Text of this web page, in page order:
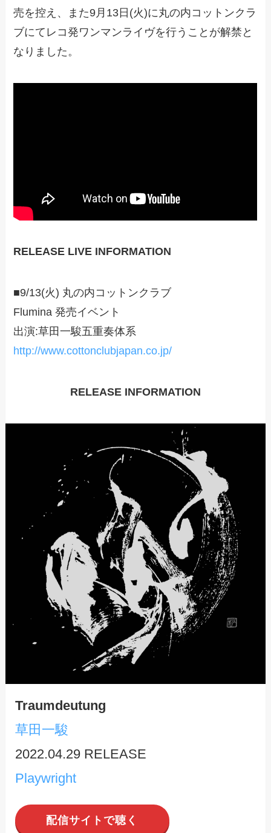
売を控え、また9月13日(火)に丸の内コットンクラ
ブにてレコ発ワンマンライヴを行うことが解禁と
なりました。
RELEASE LIVE INFORMATION
■9/13(火) 丸の内コットンクラブ
Flumina 発売イベント
出演:草田一駿五重奏体系
http://www.cottonclubjapan.co.jp/
RELEASE INFORMATION
Traumdeutung
草田一駿
2022.04.29 RELEASE
Playwright
配信サイトで聴く